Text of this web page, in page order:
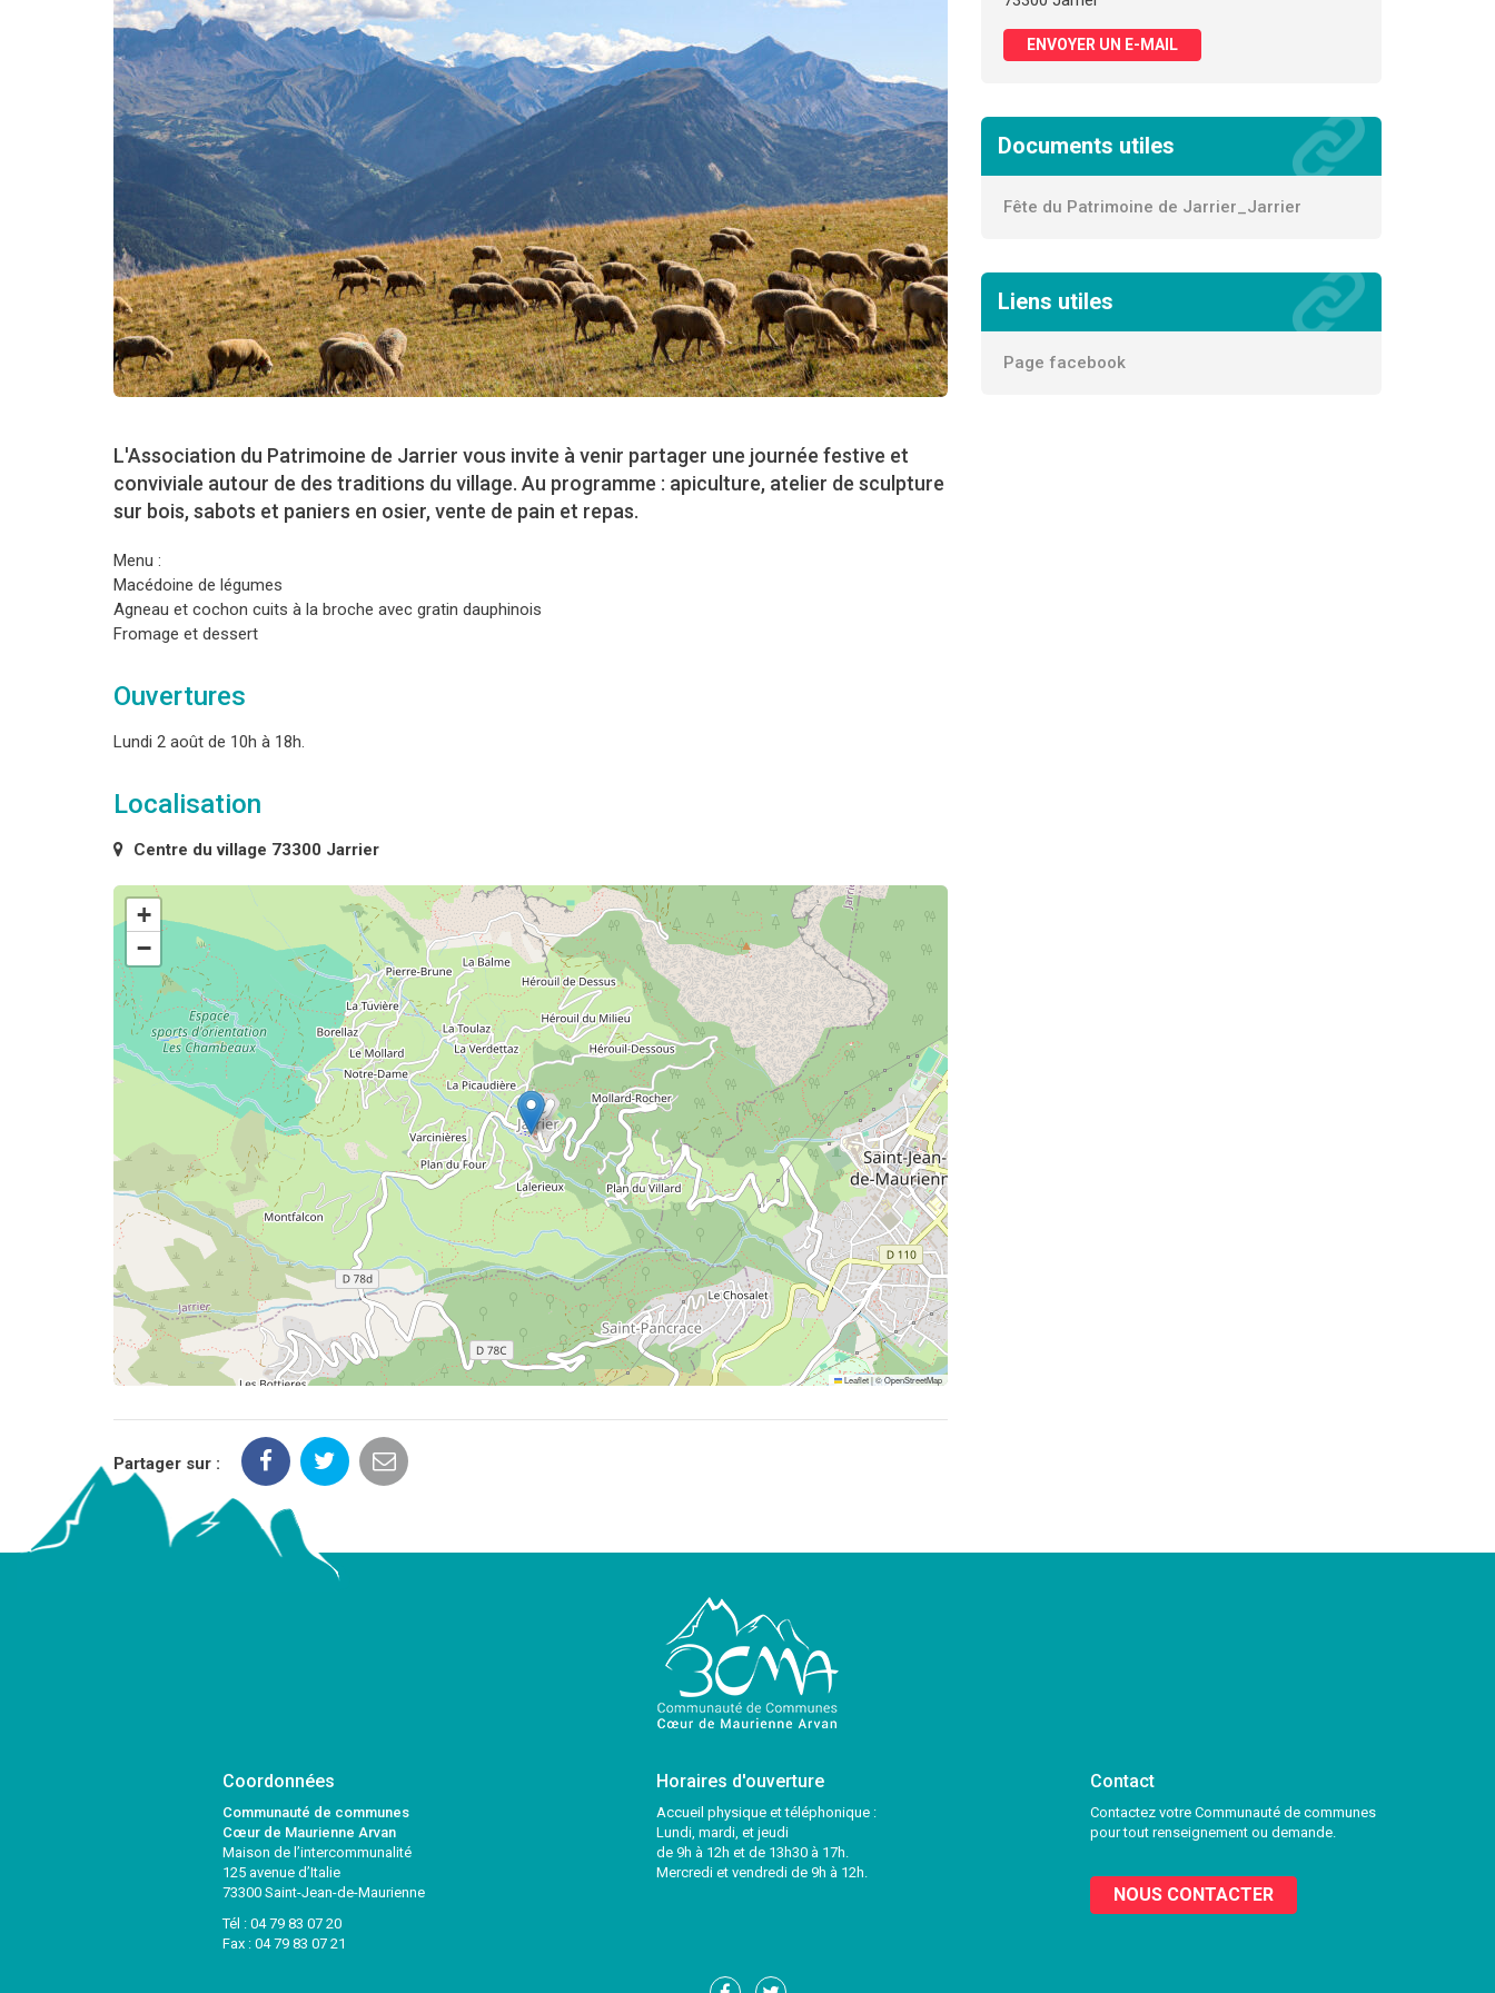
L'Association du Patrimoine de Jarrier vous invite à venir partager une journée festive et
conviviale autour de des traditions du village. Au programme : apiculture, atelier de sculpture
sur bois, sabots et paniers en osier, vente de pain et repas.
Menu :
Macédoine de légumes
Agneau et cochon cuits à la broche avec gratin dauphinois
Fromage et dessert
Ouvertures
Lundi 2 août de 10h à 18h.
Localisation
Centre du village 73300 Jarrier
+
−
Leaflet|©OpenStreetMap
ENVOYER UN E-MAIL
Documents utiles
Fête du Patrimoine de Jarrier_Jarrier
Liens utiles
Page facebook
Partager sur :
Coordonnées
Communauté de communes
Cœur de Maurienne Arvan
Maison de l’intercommunalité
125 avenue d’Italie
73300 Saint-Jean-de-Maurienne
Tél : 04 79 83 07 20
Fax : 04 79 83 07 21
Horaires d'ouverture
Accueil physique et téléphonique :
Lundi, mardi, et jeudi
de 9h à 12h et de 13h30 à 17h.
Mercredi et vendredi de 9h à 12h.
Contact
Contactez votre Communauté de communes
pour tout renseignement ou demande.
NOUS CONTACTER